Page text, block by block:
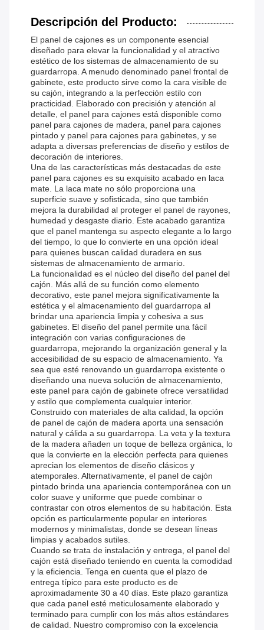
Descripción del Producto:
El panel de cajones es un componente esencial
diseñado para elevar la funcionalidad y el atractivo
estético de los sistemas de almacenamiento de su
guardarropa. A menudo denominado panel frontal de
gabinete, este producto sirve como la cara visible de
su cajón, integrando a la perfección estilo con
practicidad. Elaborado con precisión y atención al
detalle, el panel para cajones está disponible como
panel para cajones de madera, panel para cajones
pintado y panel para cajones para gabinetes, y se
adapta a diversas preferencias de diseño y estilos de
decoración de interiores.
Una de las características más destacadas de este
panel para cajones es su exquisito acabado en laca
mate. La laca mate no sólo proporciona una
superficie suave y sofisticada, sino que también
mejora la durabilidad al proteger el panel de rayones,
humedad y desgaste diario. Este acabado garantiza
que el panel mantenga su aspecto elegante a lo largo
del tiempo, lo que lo convierte en una opción ideal
para quienes buscan calidad duradera en sus
sistemas de almacenamiento de armario.
La funcionalidad es el núcleo del diseño del panel del
cajón. Más allá de su función como elemento
decorativo, este panel mejora significativamente la
estética y el almacenamiento del guardarropa al
brindar una apariencia limpia y cohesiva a sus
gabinetes. El diseño del panel permite una fácil
integración con varias configuraciones de
guardarropa, mejorando la organización general y la
accesibilidad de su espacio de almacenamiento. Ya
sea que esté renovando un guardarropa existente o
diseñando una nueva solución de almacenamiento,
este panel para cajón de gabinete ofrece versatilidad
y estilo que complementa cualquier interior.
Construido con materiales de alta calidad, la opción
de panel de cajón de madera aporta una sensación
natural y cálida a su guardarropa. La veta y la textura
de la madera añaden un toque de belleza orgánica, lo
que la convierte en la elección perfecta para quienes
aprecian los elementos de diseño clásicos y
atemporales. Alternativamente, el panel de cajón
pintado brinda una apariencia contemporánea con un
color suave y uniforme que puede combinar o
contrastar con otros elementos de su habitación. Esta
opción es particularmente popular en interiores
modernos y minimalistas, donde se desean líneas
limpias y acabados sutiles.
Cuando se trata de instalación y entrega, el panel del
cajón está diseñado teniendo en cuenta la comodidad
y la eficiencia. Tenga en cuenta que el plazo de
entrega típico para este producto es de
aproximadamente 30 a 40 días. Este plazo garantiza
que cada panel esté meticulosamente elaborado y
terminado para cumplir con los más altos estándares
de calidad. Nuestro compromiso con la excelencia